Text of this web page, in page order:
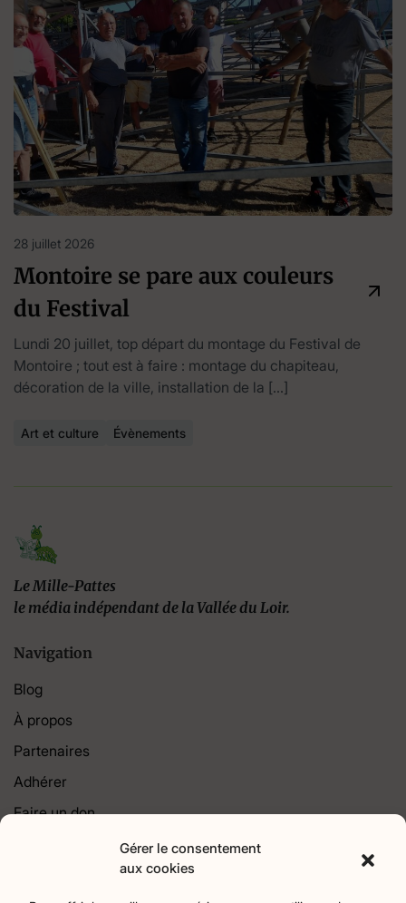
Gérer le consentement
aux cookies
28 juillet 2026
Montoire se pare aux couleurs
du Festival
Lundi 20 juillet, top départ du montage du Festival de
Montoire ; tout est à faire : montage du chapiteau,
décoration de la ville, installation de la […]
Art et culture Évènements
Le Mille-Pattes
le média indépendant de la Vallée du Loir.
Navigation
Blog
À propos
Partenaires
Adhérer
Faire un don